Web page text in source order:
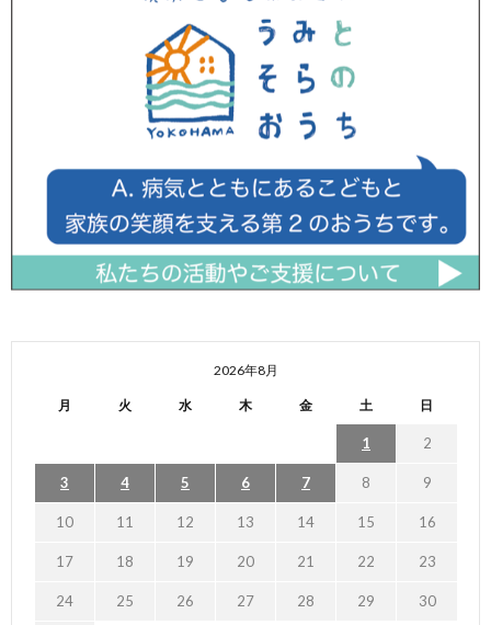
2026年8月
月 火 水 木 金 土 日
1 2
3 4 5 6 7 8 9
10 11 12 13 14 15 16
17 18 19 20 21 22 23
24 25 26 27 28 29 30